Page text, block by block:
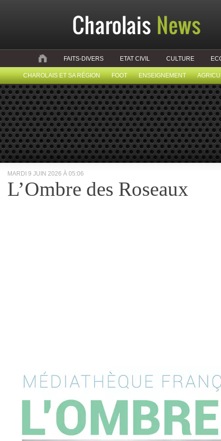
FAITS-DIVERS ETAT CIVIL CULTURE
CHAROLAIS ET SA RÉGION FOOT ENSEIGNEMENT
MARDI 9 JUIN 2026 À 05:06
L’Ombre des Roseaux